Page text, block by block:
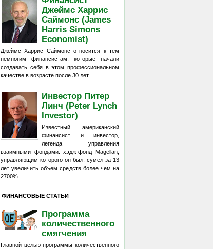
Джеймс Харрис
Саймонс (James
Harris Simons
Economist)
Джеймс Харрис Саймонс относится к тем
немногим финансистам, которые начали
создавать себя в этом профессиональном
качестве в возрасте после 30 лет.
Инвестор Питер
Линч (Peter Lynch
Investor)
Известный американский
финансист и инвестор,
легенда управления
взаимными фондами: хэдж-фонд Magellan,
управляющим которого он был, сумел за 13
лет увеличить объем средств более чем на
2700%.
ФИНАНСОВЫЕ СТАТЬИ
Программа
количественного
смягчения
Главной целью программы количественного